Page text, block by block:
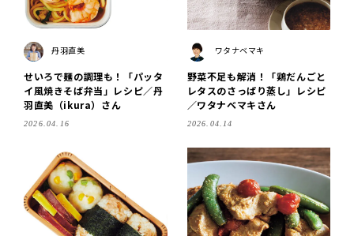
丹羽直美
せいろで麺の調理も！「パッタ
イ風焼きそば弁当」レシピ／丹
羽直美（ikura）さん
2026.04.16
ワタナベマキ
野菜不足も解消！「鶏だんごと
レタスのさっぱり蒸し」レシピ
／ワタナベマキさん
2026.04.14